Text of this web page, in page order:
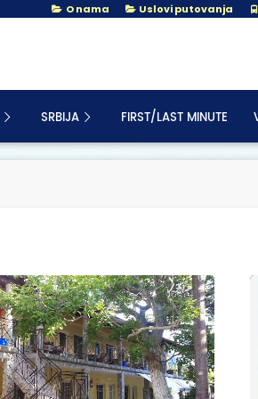
O nama Uslovi putovanja
SRBIJA FIRST/LAST MINUTE